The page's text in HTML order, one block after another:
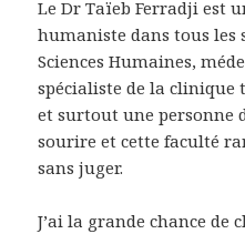
Le Dr Taïeb Ferradji est
humaniste dans tous les
Sciences Humaines,
spécialiste de la
et surtout une personne
sourire et cette faculté
sans juger.
J’ai la grande chance de